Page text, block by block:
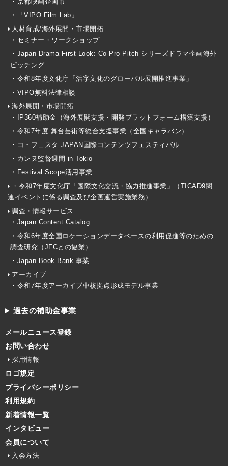
・「VIPO Film Lab」
人材育成/海外展開・市場開拓
・セミナー・ワークショップ
・Japan Drama First Look: Co-Pro Pitch シリーズドラマ企画海外
ピッチング
・令和8年度文化庁「活字文化のグローバル展開推進事業」
・VIPO無料法律相談
海外展開・市場開拓
・IP360補助金（海外展開支援・開発プラットフォーム構築支援）
・令和7年度 舞台芸術等総合支援事業（全国キャラバン）
・コ・フェスタ JAPAN国際コンテンツフェスティバル
・カンヌ監督週間 in Tokio
・Festival Scope活用事業
・令和7年度文化庁「国際文化交流・協力推進事業」（TICAD9関
連イベントに係る調査及び企画運営実施業務）
調査・情報サービス
・Japan Content Catalog
・令和6年度全国ロケーションデータベースの利用促進等のための
調査研究（JFCとの協業）
・Japan Book Bank 事業
アーカイブ
・令和7年度アーカイブ中核拠点形成モデル事業
過去の補助金事業
メールニュース登録
お問い合わせ
採用情報
ロゴ規定
プライバシーポリシー
利用規約
新着情報一覧
インタビュー
会員について
入会方法